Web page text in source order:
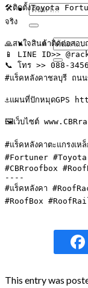
🛠ติดตั้งToyota
จริง
🙏สนใจสินค้าติดต่อสอบ
📱 LINE ID>>
📞 โทร >> 088-
#แร็คหลังคาชลบุรี ถน
⚓️แผนที่ปักหมุดGPS
🖼เว็บไซต์
#แร็คหลังคาตะแกรงเ
#Fortuner #Toyota
#CBRroofbox
----
#แร็คหลังคา
#RoofBox
This entry was